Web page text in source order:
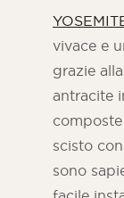
vivace e
grazie
antracite
scisto
sono